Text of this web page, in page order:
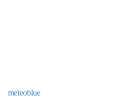
meteoblue